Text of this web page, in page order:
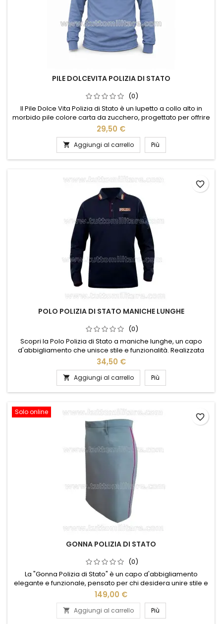
PILE DOLCEVITA POLIZIA DI STATO
(0)
Il Pile Dolce Vita Polizia di Stato è un lupetto a collo alto in
morbido pile colore carta da zucchero, progettato per offrire
calore, comfort e praticità durante il servizio. Dotato di
ricamo lato cuore POLIZIA, applicato e cucito con lavorazione
di alta qualità Made in Italy, è indicato per l’utilizzo sotto
Gore-Tex e giubbotto di servizio. Caldo,...
29,50 €
 Aggiungi al carrello Più
POLO POLIZIA DI STATO MANICHE LUNGHE
(0)
Scopri la Polo Polizia di Stato a maniche lunghe, un capo
d'abbigliamento che unisce stile e funzionalità. Realizzata
con materiali di alta qualità, offre comfort e resistenza per
ogni occasione. Il design elegante e sobrio, arricchito dal
logo ufficiale, rende questa polo perfetta per chi desidera un
look professionale e distintivo. Ideale per le...
34,50 €
 Aggiungi al carrello Più
favorite_border
Solo online
GONNA POLIZIA DI STATO
(0)
La "Gonna Polizia di Stato" è un capo d'abbigliamento
elegante e funzionale, pensato per chi desidera unire stile e
praticità. Realizzata con materiali di alta qualità, offre comfort
e resistenza, ideale per un uso quotidiano. Il design sobrio e
professionale si adatta perfettamente a contesti formali,
mentre la vestibilità impeccabile garantisce libertà...
149,00 €
 Aggiungi al carrello Più
favorite_border